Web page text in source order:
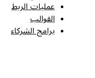
عمليات الربط
القوالب
برامج الشركاء